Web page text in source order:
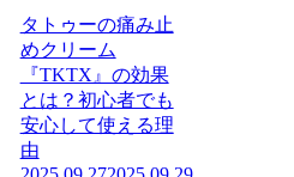
タトゥーの痛み止
めクリーム
『TKTX』の効果
とは？初心者でも
安心して使える理
由